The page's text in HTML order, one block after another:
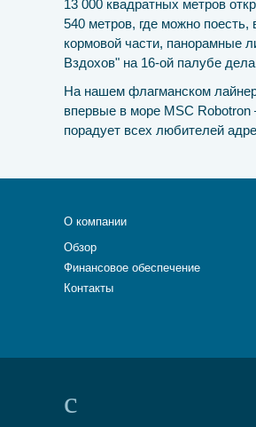
13 000 квадратных метров
540 метров, где можно поесть,
кормовой части, панорамные
Вздохов" на 16-ой палубе
На нашем флагманском
впервые в море MSC
порадует всех любителей
О компании
Обзор
Финансовое обеспечение
Контакты